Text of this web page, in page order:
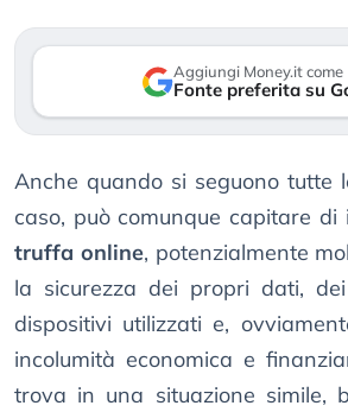
Aggiungi Money.it come
Fonte preferita su
Anche quando si seguono tutte
caso, può comunque capitare
truffa online, potenzialmente
la sicurezza dei propri dati,
dispositivi utilizzati e,
incolumità economica e
trova in una situazione simile,